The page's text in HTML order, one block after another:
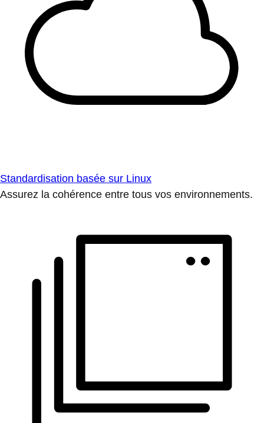
Standardisation basée sur Linux
Assurez la cohérence entre tous vos environnements.